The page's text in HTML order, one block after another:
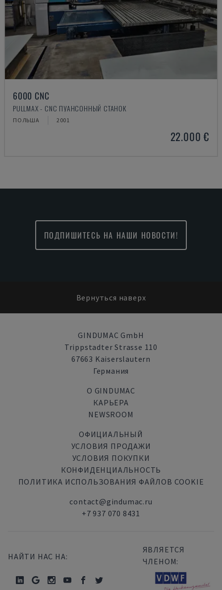
6000 CNC
PULLMAX - CNC ПУАНСОННЫЙ СТАНОК
ПОЛЬША 2001
22.000 €
ПОДПИШИТЕСЬ НА НАШИ НОВОСТИ!
Вернуться наверх
GINDUMAC GmbH
Trippstadter Strasse 110
67663 Kaiserslautern
Германия
О GINDUMAC
КАРЬЕРА
NEWSROOM
ОФИЦИАЛЬНЫЙ
УСЛОВИЯ ПРОДАЖИ
УСЛОВИЯ ПОКУПКИ
КОНФИДЕНЦИАЛЬНОСТЬ
ПОЛИТИКА ИСПОЛЬЗОВАНИЯ ФАЙЛОВ COOKIE
contact@gindumac.ru
+7 937 070 8431
НАЙТИ НАС НА:
ЯВЛЯЕТСЯ
ЧЛЕНОМ: